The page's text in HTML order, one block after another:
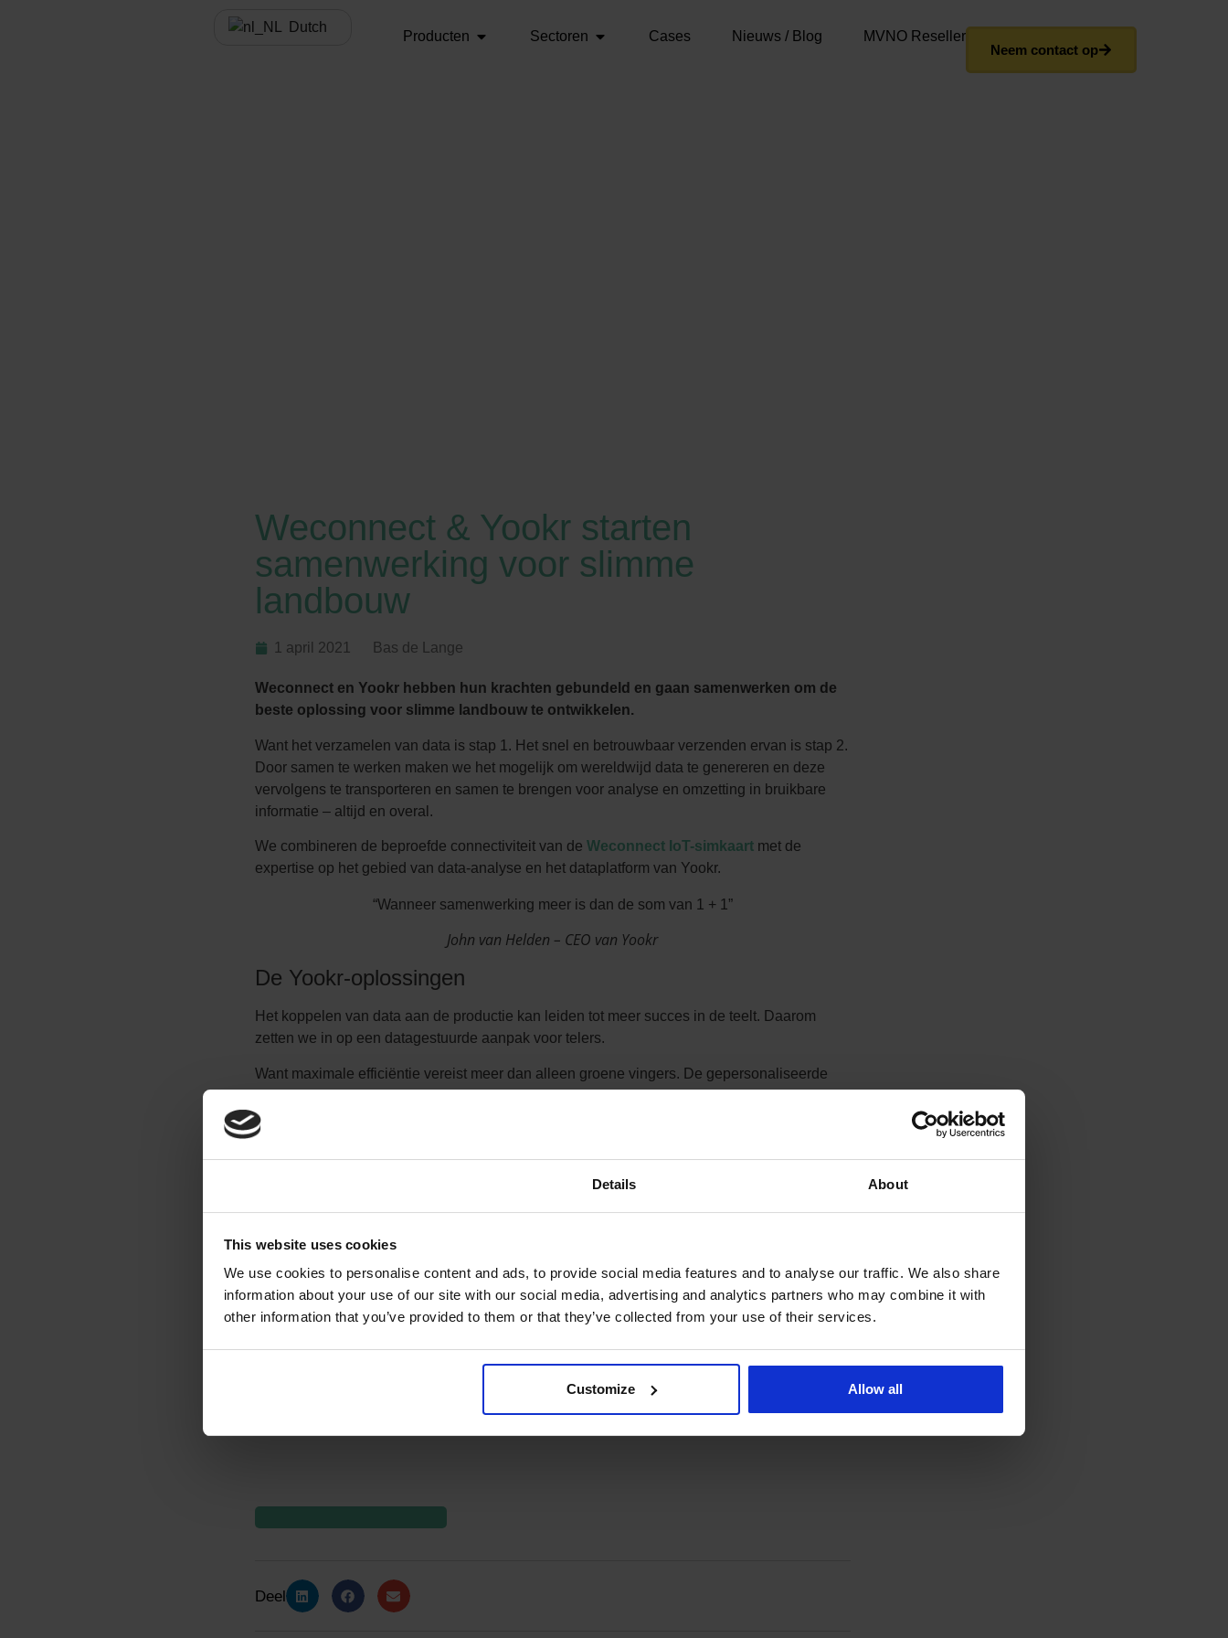
Details About
This website uses cookies
We use cookies to personalise content and ads, to provide social media features and to analyse our traffic. We also share
information about your use of our site with our social media, advertising and analytics partners who may combine it with
other information that you’ve provided to them or that they’ve collected from your use of their services.
Customize Allow all
Dutch
Producten Sectoren Cases Nieuws / Blog
MVNO Reseller
Neem contact op
Weconnect & Yookr starten
samenwerking voor slimme
landbouw
1 april 2021 Bas de Lange
Weconnect en Yookr hebben hun krachten gebundeld en gaan samenwerken om de
beste oplossing voor slimme landbouw te ontwikkelen.
Want het verzamelen van data is stap 1. Het snel en betrouwbaar verzenden ervan is stap 2.
Door samen te werken maken we het mogelijk om wereldwijd data te genereren en deze
vervolgens te transporteren en samen te brengen voor analyse en omzetting in bruikbare
informatie – altijd en overal.
We combineren de beproefde connectiviteit van de Weconnect IoT-simkaartmet de
expertise op het gebied van data-analyse en het dataplatform van Yookr.
“Wanneer samenwerking meer is dan de som van 1 + 1”
John van Helden – CEO van Yookr
De Yookr-oplossingen
Het koppelen van data aan de productie kan leiden tot meer succes in de teelt. Daarom
zetten we in op een datagestuurde aanpak voor telers.
Want maximale efficiëntie vereist meer dan alleen groene vingers. De gepersonaliseerde
Yookr werkt merk-onafhankelijk. De Smart Farming-sensoren meten de gegevens die
databases, worden geïntegreerd in het slimmeYookr-dashboard. De 4G-mobiele
connectiviteit van weconnect vormt een aanvullend onderdeel van de oplossing voor de
Deel